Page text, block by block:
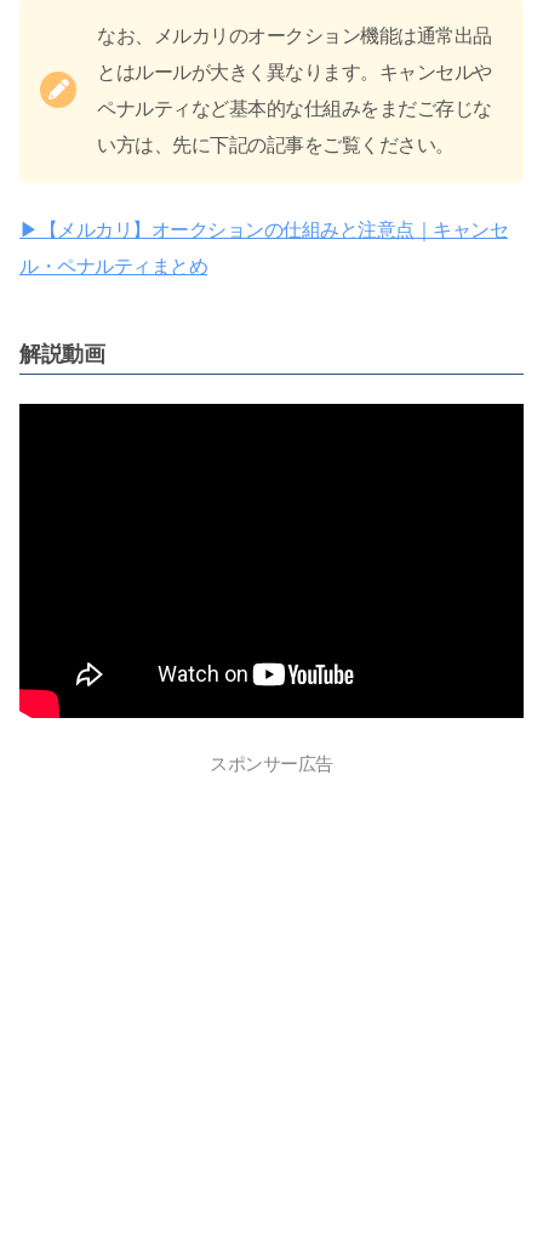
なお、メルカリのオークション機能は通常出品
とはルールが大きく異なります。キャンセルや
ペナルティなど基本的な仕組みをまだご存じな
い方は、先に下記の記事をご覧ください。
▶︎【メルカリ】オークションの仕組みと注意点｜キャンセ
ル・ペナルティまとめ
解説動画
スポンサー広告